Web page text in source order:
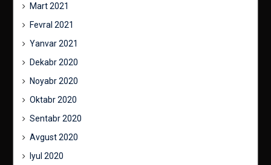
Mart 2021
Fevral 2021
Yanvar 2021
Dekabr 2020
Noyabr 2020
Oktabr 2020
Sentabr 2020
Avgust 2020
Iyul 2020